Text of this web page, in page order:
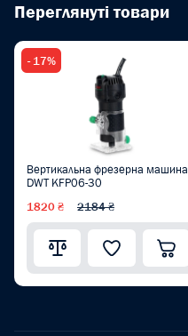
Переглянуті товари
- 17%
Вертикальна фрезерна машина
DWT KFP06-30
1820 ₴ 2184 ₴